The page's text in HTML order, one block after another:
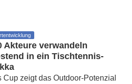
Akteure verwandeln
in ein Tischtennis-
zeigt das Outdoor-Potenzial